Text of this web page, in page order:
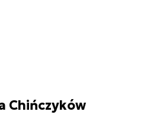
Chińczyków